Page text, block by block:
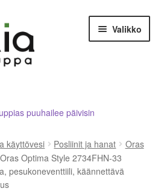
Valikko
puuhailee päivisin
käyttövesi Posliinit ja hanat
Oras
Oras Optima Style 2734FHN-33
pesukoneventtiili, käännettävä